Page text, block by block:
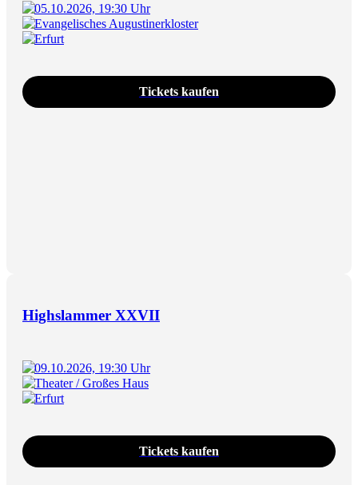
05.10.2026, 19:30 Uhr
Evangelisches Augustinerkloster
Erfurt
Tickets kaufen
Highslammer XXVII
09.10.2026, 19:30 Uhr
Theater / Großes Haus
Erfurt
Tickets kaufen